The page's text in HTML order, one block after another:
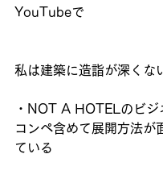
YouTubeで
私は建築に造詣が深くな
・NOT A HOTELのビジ
コンペ含めて展開方法が
ている